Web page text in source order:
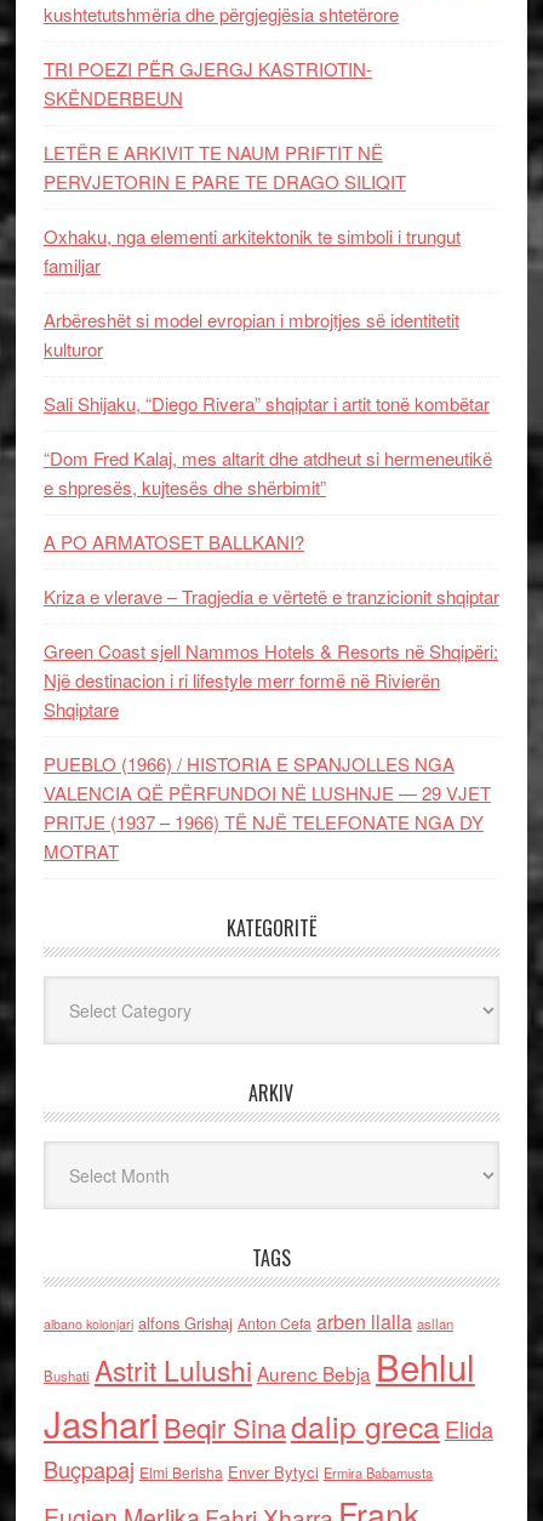
kushtetutshmëria dhe përgjegjësia shtetërore
TRI POEZI PËR GJERGJ KASTRIOTIN-
SKËNDERBEUN
LETËR E ARKIVIT TE NAUM PRIFTIT NË
PERVJETORIN E PARE TE DRAGO SILIQIT
Oxhaku, nga elementi arkitektonik te simboli i trungut
familjar
Arbëreshët si model evropian i mbrojtjes së identitetit
kulturor
Sali Shijaku, “Diego Rivera” shqiptar i artit tonë kombëtar
“Dom Fred Kalaj, mes altarit dhe atdheut si hermeneutikë
e shpresës, kujtesës dhe shërbimit”
A PO ARMATOSET BALLKANI?
Kriza e vlerave – Tragjedia e vërtetë e tranzicionit shqiptar
Green Coast sjell Nammos Hotels & Resorts në Shqipëri:
Një destinacion i ri lifestyle merr formë në Rivierën
Shqiptare
PUEBLO (1966) / HISTORIA E SPANJOLLES NGA
VALENCIA QË PËRFUNDOI NË LUSHNJE — 29 VJET
PRITJE (1937 – 1966) TË NJË TELEFONATE NGA DY
MOTRAT
KATEGORITË
ARKIV
TAGS
albano kolonjari alfons Grishaj Anton Cefa arben llalla asllan
Bushati Astrit Lulushi Aurenc Bebja Behlul
Jashari Beqir Sinadalip grecaElida
Buçpapaj Elmi Berisha Enver Bytyci Ermira Babamusta